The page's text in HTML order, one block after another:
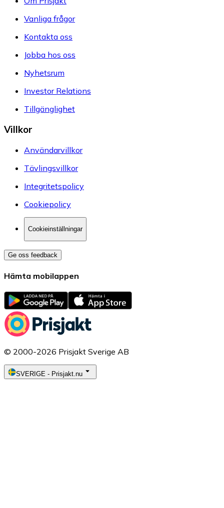
Vanliga frågor
Kontakta oss
Jobba hos oss
Nyhetsrum
Investor Relations
Tillgänglighet
Villkor
Användarvillkor
Tävlingsvillkor
Integritetspolicy
Cookiepolicy
Cookieinställningar
Ge oss feedback
Hämta mobilappen
© 2000-2026 Prisjakt Sverige AB
SVERIGE - Prisjakt.nu